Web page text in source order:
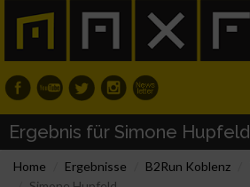
Ergebnis für Simone Hupfeld
Home Ergebnisse B2Run Koblenz